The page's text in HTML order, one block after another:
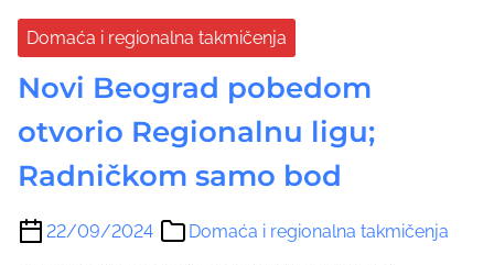
Domaća i regionalna takmičenja
Novi Beograd pobedom
otvorio Regionalnu ligu;
Radničkom samo bod
22/09/2024 Domaća i regionalna takmičenja